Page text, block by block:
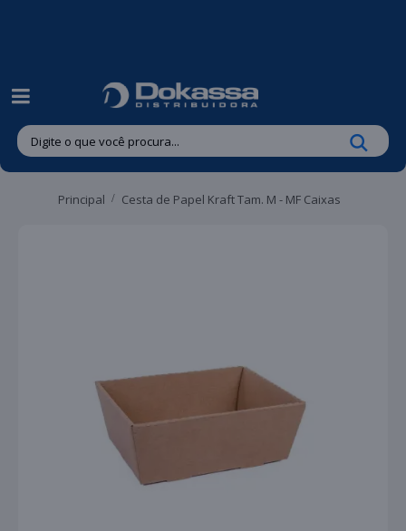
Principal Cesta de Papel Kraft Tam. M - MF Caixas